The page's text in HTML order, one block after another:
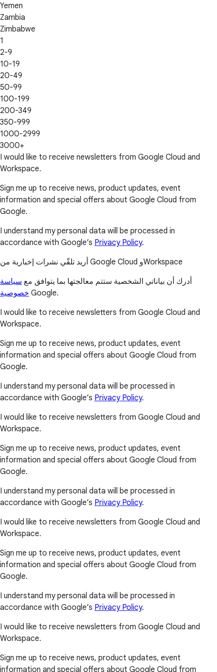
Yemen
Zambia
Zimbabwe
1
2-9
10-19
20-49
50-99
100-199
200-349
350-999
1000-2999
3000+
I would like to receive newsletters from Google Cloud and
Workspace.
Sign me up to receive news, product updates, event
information and special offers about Google Cloud from
Google.
I understand my personal data will be processed in
accordance with Google’s Privacy Policy.
أريد تلقّي نشرات إخبارية من Google Cloud وWorkspace
أدرك أن بياناتي الشخصية ستتم معالجتها بما يتوافق مع سياسة
خصوصية Google.
I would like to receive newsletters from Google Cloud and
Workspace.
Sign me up to receive news, product updates, event
information and special offers about Google Cloud from
Google.
I understand my personal data will be processed in
accordance with Google’s Privacy Policy.
I would like to receive newsletters from Google Cloud and
Workspace.
Sign me up to receive news, product updates, event
information and special offers about Google Cloud from
Google.
I understand my personal data will be processed in
accordance with Google’s Privacy Policy.
I would like to receive newsletters from Google Cloud and
Workspace.
Sign me up to receive news, product updates, event
information and special offers about Google Cloud from
Google.
I understand my personal data will be processed in
accordance with Google’s Privacy Policy.
I would like to receive newsletters from Google Cloud and
Workspace.
Sign me up to receive news, product updates, event
information and special offers about Google Cloud from